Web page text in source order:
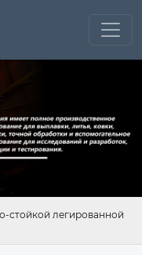
стойкой легированной